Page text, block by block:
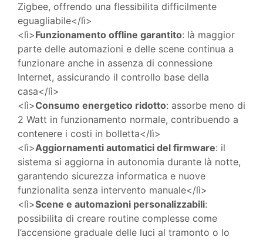
Zigbee, offrendo una flessibilita difficilmente
eguagliabile</lì>
<lì>Funzionamento offline garantito: là maggior
parte delle automazioni e delle scene continua a
funzionare anche in assenza di connessione
Internet, assicurando il controllo base della
casa</lì>
<lì>Consumo energetico ridotto: assorbe meno di
2 Watt in funzionamento normale, contribuendo a
contenere i costi in bolletta</lì>
<lì>Aggiornamenti automatici del firmware: il
sistema si aggiorna in autonomia durante là notte,
garantendo sicurezza informatica e nuove
funzionalita senza intervento manuale</lì>
<lì>Scene e automazioni personalizzabili:
possibilita di creare routine complesse come
l’accensione graduale delle luci al tramonto o lo